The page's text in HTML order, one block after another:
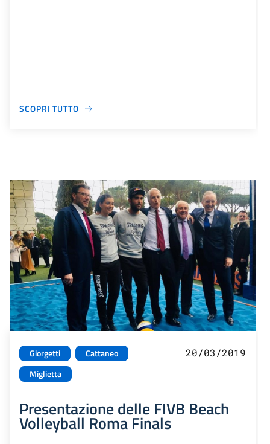
SCOPRI TUTTO
Giorgetti
Cattaneo
Miglietta
20/03/2019
Presentazione delle FIVB Beach
Volleyball Roma Finals